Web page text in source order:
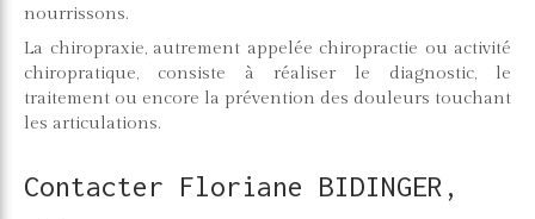
nourrissons.
La chiropraxie, autrement appelée chiropractie ou activité
chiropratique, consiste à réaliser le diagnostic, le
traitement ou encore la prévention des douleurs touchant
les articulations.
Contacter Floriane BIDINGER,